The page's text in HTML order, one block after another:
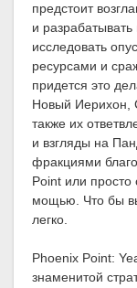
предстоит
и
исследовать
ресурсами и
придется это
Новый Иерихон,
также их
и взгляды на
фракциями
Point или просто
мощью. Что бы
легко.
Phoenix Point:
знаменитой